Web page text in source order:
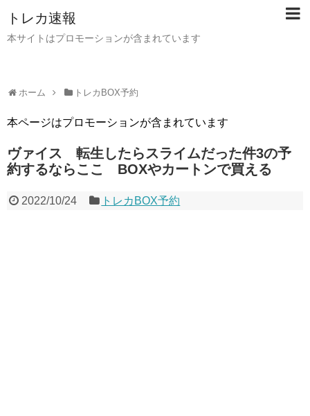
トレカ速報
本サイトはプロモーションが含まれています
ホーム トレカBOX予約
本ページはプロモーションが含まれています
ヴァイス 転生したらスライムだった件3の予
約するならここ BOXやカートンで買える
2022/10/24 トレカBOX予約